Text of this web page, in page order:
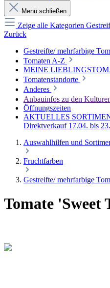
Menü schließen
Zeige alle Kategorien
Zurück
Gestreifte/ mehrfarbige
Tomaten A-Z
MEINE
Tomatenstandorte
Anderes
Anbauinfos zu den
Öffnungszeiten
AKTUELLES
Direktverkauf 17.04. bis
Auswahlhilfen und
Fruchtfarben
Gestreifte/ mehrfarbige
Tomate 'Sweet